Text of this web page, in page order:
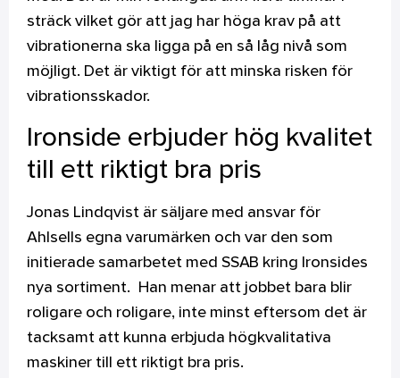
sträck vilket gör att jag har höga krav på att
vibrationerna ska ligga på en så låg nivå som
möjligt. Det är viktigt för att minska risken för
vibrationsskador.
Ironside erbjuder hög kvalitet
till ett riktigt bra pris
Jonas Lindqvist är säljare med ansvar för
Ahlsells egna varumärken och var den som
initierade samarbetet med SSAB kring Ironsides
nya sortiment. Han menar att jobbet bara blir
roligare och roligare, inte minst eftersom det är
tacksamt att kunna erbjuda högkvalitativa
maskiner till ett riktigt bra pris.